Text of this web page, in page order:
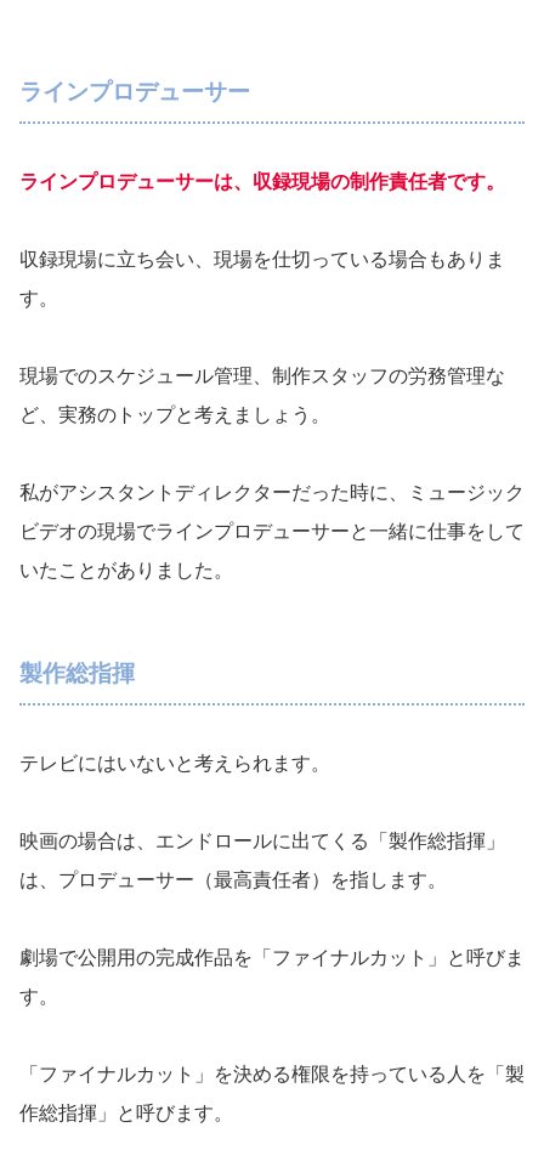
ラインプロデューサー
ラインプロデューサーは、収録現場の制作責任者です。
収録現場に立ち会い、現場を仕切っている場合もありま
す。
現場でのスケジュール管理、制作スタッフの労務管理な
ど、実務のトップと考えましょう。
私がアシスタントディレクターだった時に、ミュージック
ビデオの現場でラインプロデューサーと一緒に仕事をして
いたことがありました。
製作総指揮
テレビにはいないと考えられます。
映画の場合は、エンドロールに出てくる「製作総指揮」
は、プロデューサー（最高責任者）を指します。
劇場で公開用の完成作品を「ファイナルカット」と呼びま
す。
「ファイナルカット」を決める権限を持っている人を「製
作総指揮」と呼びます。